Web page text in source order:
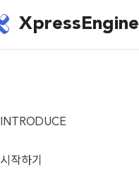
XpressEngine
INTRODUCE
시작하기